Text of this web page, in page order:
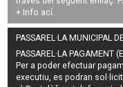
+ Info ací.
PASSAREL·LA MUNICIPAL
PASSAREL·LA PAGAMENT
Per a poder efectuar
executiu, es podran